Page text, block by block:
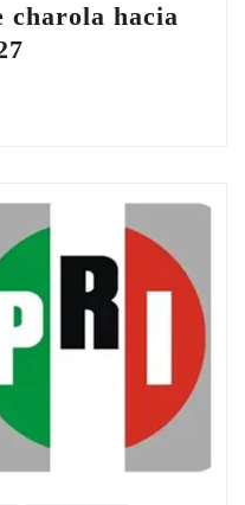
charola hacia